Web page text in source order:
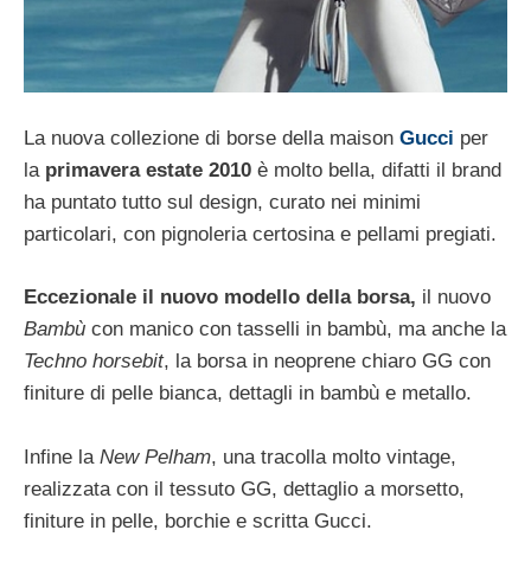
La nuova collezione di borse della maison Gucci per
la primavera estate 2010 è molto bella, difatti il brand
ha puntato tutto sul design, curato nei minimi
particolari, con pignoleria certosina e pellami pregiati.
Eccezionale il nuovo modello della borsa, il nuovo
Bambù con manico con tasselli in bambù, ma anche la
Techno horsebit, la borsa in neoprene chiaro GG con
finiture di pelle bianca, dettagli in bambù e metallo.
Infine la New Pelham, una tracolla molto vintage,
realizzata con il tessuto GG, dettaglio a morsetto,
finiture in pelle, borchie e scritta Gucci.